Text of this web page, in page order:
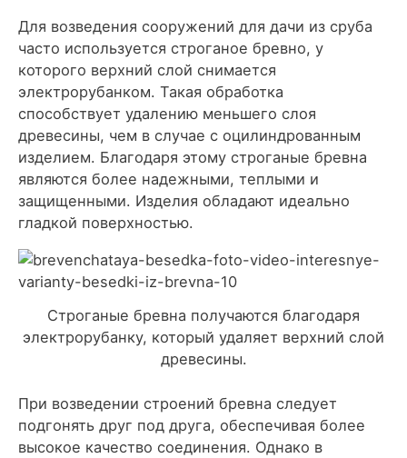
Для возведения сооружений для дачи из сруба
часто используется строганое бревно, у
которого верхний слой снимается
электрорубанком. Такая обработка
способствует удалению меньшего слоя
древесины, чем в случае с оцилиндрованным
изделием. Благодаря этому строганые бревна
являются более надежными, теплыми и
защищенными. Изделия обладают идеально
гладкой поверхностью.
Строганые бревна получаются благодаря
электрорубанку, который удаляет верхний слой
древесины.
При возведении строений бревна следует
подгонять друг под друга, обеспечивая более
высокое качество соединения. Однако в